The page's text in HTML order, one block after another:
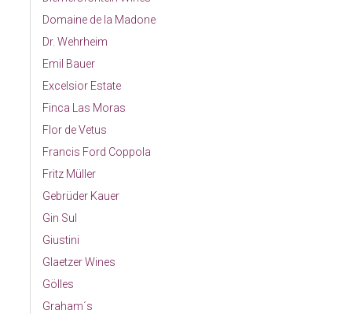
Domaine de la Madone
Dr. Wehrheim
Emil Bauer
Excelsior Estate
Finca Las Moras
Flor de Vetus
Francis Ford Coppola
Fritz Müller
Gebrüder Kauer
Gin Sul
Giustini
Glaetzer Wines
Gölles
Graham´s